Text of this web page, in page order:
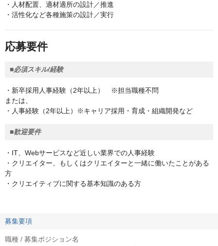
・人材配置、適材適所の設計／推進
・活性化など各種施策の設計／実行
応募要件
■必須スキル/経験
・新卒採用人事経験（2年以上） ※担当職種不問
または、
・人事経験（2年以上）※キャリア採用・育成・組織開発など
■歓迎要件
・IT、Webサービスなど近しい業界での人事経験
・クリエイター、もしくはクリエイターと一緒に働いたことがある
方
・クリエイティブに関する基本知識のある方
募集要項
職種 / 募集ポジション名